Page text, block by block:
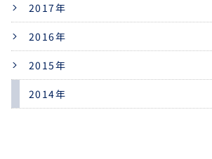
2017年
2016年
2015年
2014年